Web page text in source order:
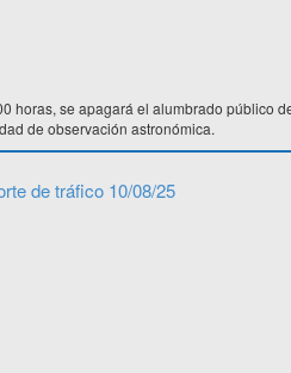
horas, se apagará el alumbrado público
de observación astronómica.
de tráfico 10/08/25